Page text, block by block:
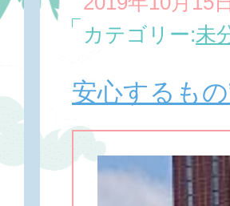
カテゴリー:未
安心するも